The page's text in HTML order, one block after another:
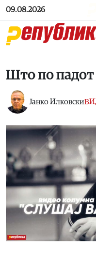
Skip to main content
09.08.2026
Што по падот
Јанко Илковски